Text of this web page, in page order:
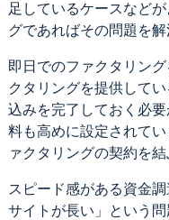
足しているケースなど
グであればその問題を解
即日でのファクタリン
クタリングを提供して
込みを完了しておく必
料も高めに設定されて
ァクタリングの契約を
スピード感がある資金
サイトが長い」という問